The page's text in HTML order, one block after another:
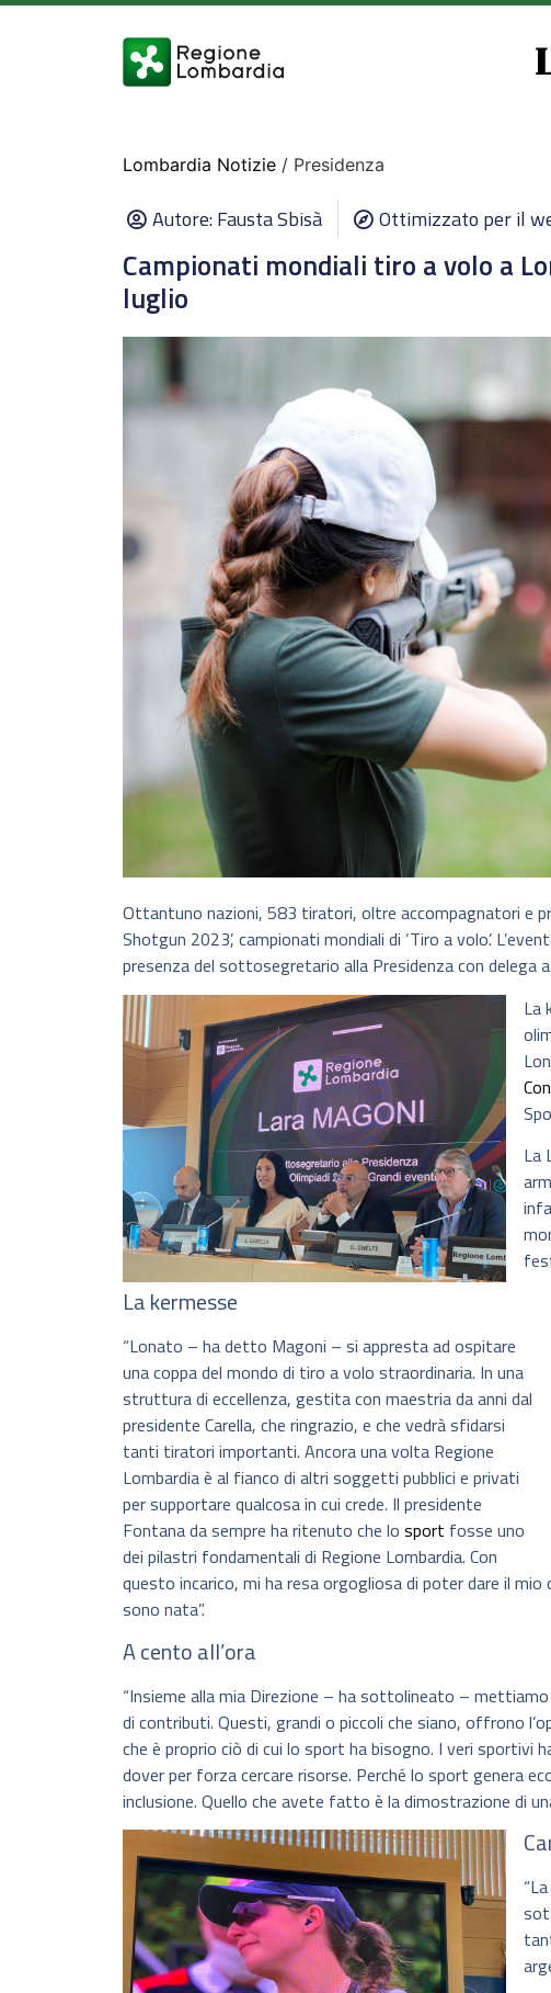
Lombardia Notizie / Presidenza
Autore:Fausta Sbisà Ottimizzato per il
Campionati mondiali tiro a volo a
luglio
Ottantuno nazioni, 583 tiratori, oltre accompagnatori e
Shotgun 2023’, campionati mondiali di ‘Tiro a volo’.
presenza del sottosegretario alla Presidenza con delega
La
La
La kermesse
“Lonato – ha detto Magoni – si appresta ad ospitare
una coppa del mondo di tiro a volo straordinaria. In una
struttura di eccellenza, gestita con maestria da anni dal
presidente Carella, che ringrazio, e che vedrà sfidarsi
tanti tiratori importanti. Ancora una volta Regione
Lombardia è al fianco di altri soggetti pubblici e privati
per supportare qualcosa in cui crede. Il presidente
Fontana da sempre ha ritenuto che lo sport fosse uno
dei pilastri fondamentali di Regione Lombardia. Con
questo incarico, mi ha resa orgogliosa di poter dare il
sono nata”.
A cento all’ora
“Insieme alla mia Direzione – ha sottolineato –
di contributi. Questi, grandi o piccoli che siano, offrono
che è proprio ciò di cui lo sport ha bisogno. I veri sportivi
dover per forza cercare risorse. Perché lo sport genera
inclusione. Quello che avete fatto è la dimostrazione di